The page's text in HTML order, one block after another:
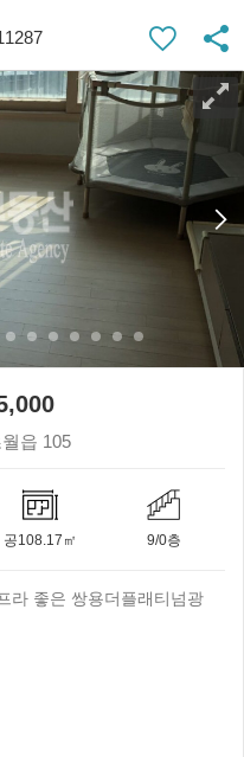
읍 105
공108.17㎡ 9/0층
라 좋은 쌍용더플래티넘광